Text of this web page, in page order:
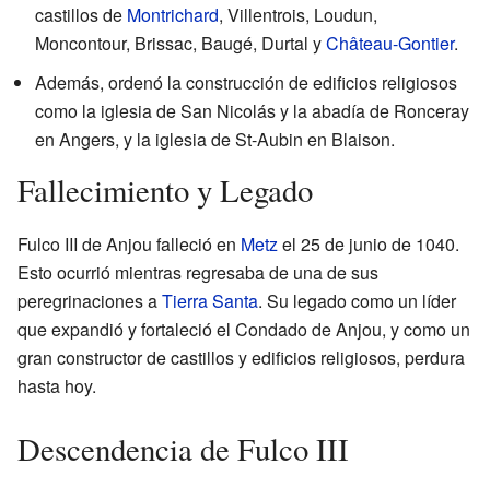
castillos de Montrichard, Villentrois, Loudun,
Moncontour, Brissac, Baugé, Durtal yChâteau-Gontier.
Además, ordenó la construcción de edificios religiosos
como la iglesia de San Nicolás y la abadía de Ronceray
en Angers, y la iglesia de St-Aubin en Blaison.
Fallecimiento y Legado
Fulco III de Anjou falleció en Metzel 25 de junio de 1040.
Esto ocurrió mientras regresaba de una de sus
peregrinaciones aTierra Santa. Su legado como un líder
que expandió y fortaleció el Condado de Anjou, y como un
gran constructor de castillos y edificios religiosos, perdura
hasta hoy.
Descendencia de Fulco III